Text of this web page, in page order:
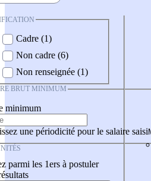
Cadre (1)
Non cadre (6)
Non renseignée (1)
BRUT MINIMUM
minimum
une périodicité pour le salaire saisi
parmi les 1ers à postuler